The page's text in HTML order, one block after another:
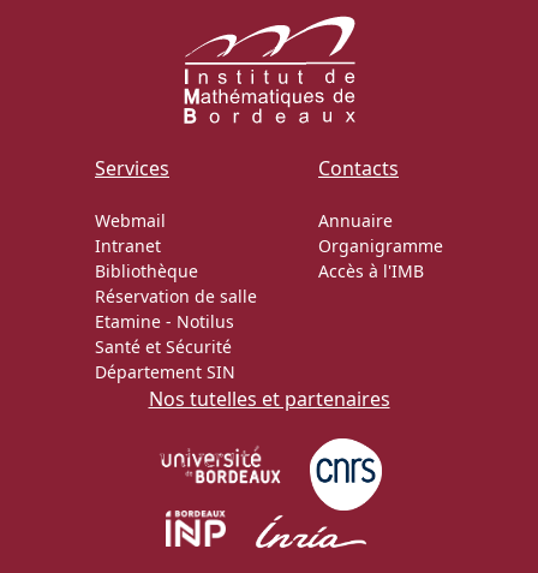
Services
Webmail
Intranet
Bibliothèque
Réservation de salle
Etamine - Notilus
Santé et Sécurité
Département SIN
Contacts
Annuaire
Organigramme
Accès à l'IMB
Nos tutelles et partenaires